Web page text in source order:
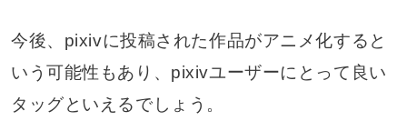
今後、pixivに投稿された作品がアニメ化すると
いう可能性もあり、pixivユーザーにとって良い
タッグといえるでしょう。